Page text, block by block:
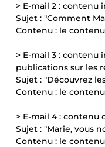
> E-mail 2 :
Sujet : "Comment
Contenu : le
> E-mail 3 :
publications sur les
Sujet : "Découvrez
Contenu : le
> E-mail 4 : contenu
Sujet : "Marie, vous
Contenu : le